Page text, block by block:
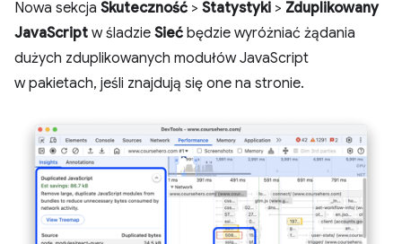
Nowa sekcja Skuteczność > Statystyki > Zduplikowany
JavaScript w śladzie Sieć będzie wyróżniać żądania
dużych zduplikowanych modułów JavaScript
w pakietach, jeśli znajdują się one na stronie.